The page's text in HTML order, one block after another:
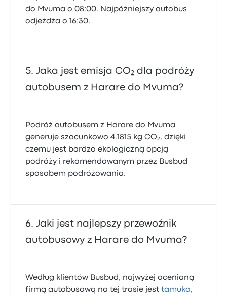
do Mvuma o 08:00. Najpóźniejszy autobus
odjeżdża o 16:30.
Jaka jest emisja CO₂ dla podróży
autobusem z Harare do Mvuma?
Podróż autobusem z Harare do Mvuma
generuje szacunkowo 4.1815 kg CO₂, dzięki
czemu jest bardzo ekologiczną opcją
podróży i rekomendowanym przez Busbud
sposobem podróżowania.
Jaki jest najlepszy przewoźnik
autobusowy z Harare do Mvuma?
Według klientów Busbud, najwyżej ocenianą
firmą autobusową na tej trasie jesttamuka,